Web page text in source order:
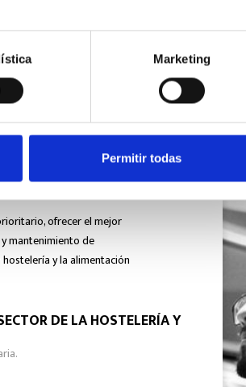
Marketing
Permitir todas
ofrecer el mejor
mantenimiento de
y la alimentación
DE LA HOSTELERÍA Y